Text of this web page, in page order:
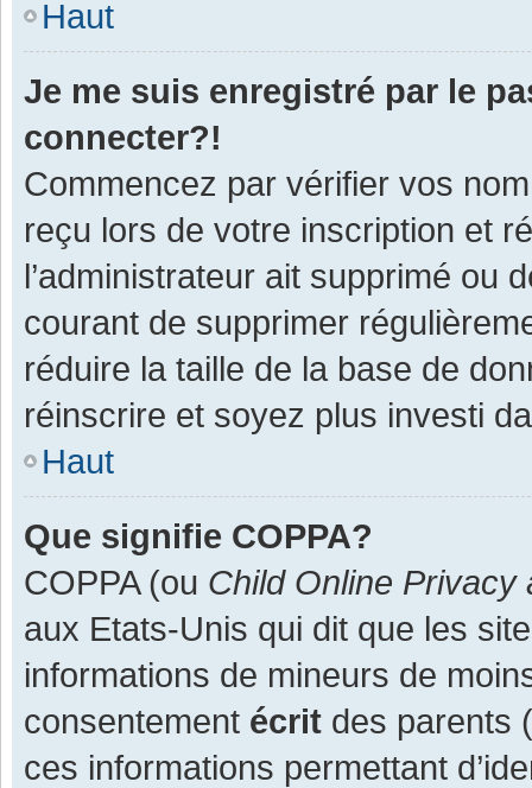
Haut
Je me suis enregistré par le
connecter?!
Commencez par vérifier vos
reçu lors de votre inscription et
l’administrateur ait supprimé ou
courant de supprimer
réduire la taille de la base de
réinscrire et soyez plus investi
Haut
Que signifie COPPA?
COPPA (ou Child Online Privacy
aux Etats-Unis qui dit que les
informations de mineurs de
consentement écrit des parents
ces informations permettant